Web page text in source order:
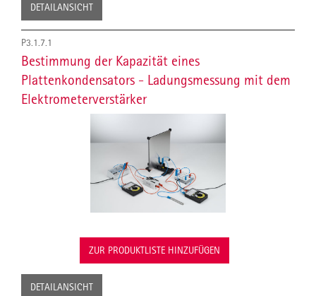
DETAILANSICHT
P3.1.7.1
Bestimmung der Kapazität eines
Plattenkondensators - Ladungsmessung mit dem
Elektrometerverstärker
ZUR PRODUKTLISTE HINZUFÜGEN
DETAILANSICHT